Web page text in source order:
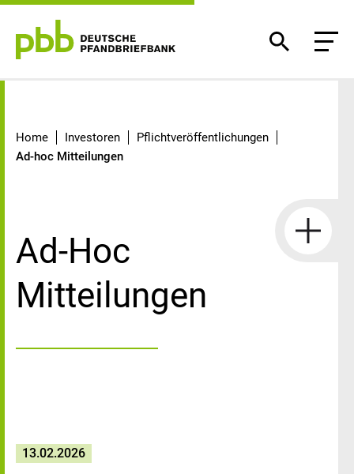
Home Investoren
Pflichtveröffentlichungen
Ad-hoc Mitteilungen
Ad-Hoc
Mitteilungen
13.02.2026